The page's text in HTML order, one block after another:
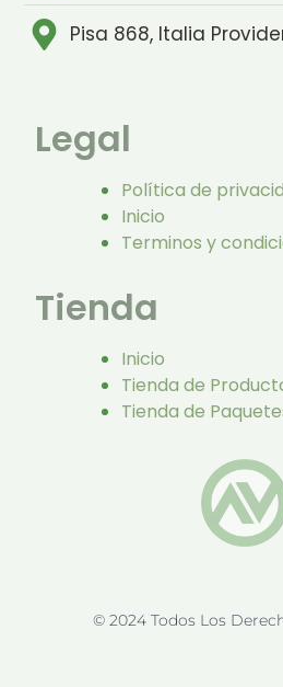
Pisa 868, Italia
Legal
Política de
Inicio
Terminos y
Tienda
Inicio
Tienda de
Tienda de
© 2024 Todos Los